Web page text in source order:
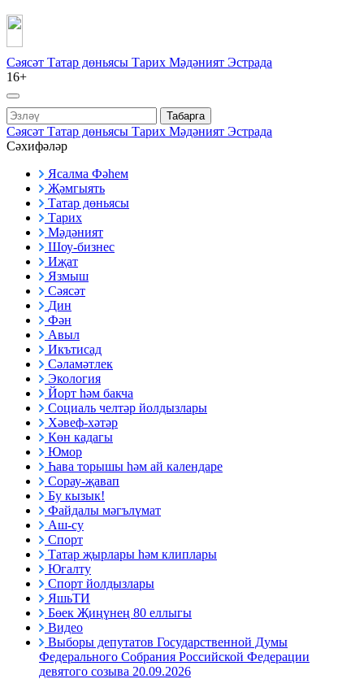
Сәясәт Татар дөньясы Тарих Мәдәният Эстрада
16+
Табарга
Сәясәт Татар дөньясы Тарих Мәдәният Эстрада
Сәхифәләр
Ясалма Фәһем
Җәмгыять
Татар дөньясы
Тарих
Мәдәният
Шоу-бизнес
Иҗат
Язмыш
Сәясәт
Дин
Фән
Авыл
Икътисад
Сәламәтлек
Экология
Йорт һәм бакча
Социаль челтәр йолдызлары
Хәвеф-хәтәр
Көн кадагы
Юмор
Һава торышы һәм ай календаре
Сорау-җавап
Бу кызык!
Файдалы мәгълүмат
Аш-су
Спорт
Татар җырлары һәм клиплары
Югалту
Спорт йолдызлары
ЯшьТИ
Бөек Җиңүнең 80 еллыгы
Видео
Выборы депутатов Государственной Думы
Федерального Собрания Российской Федерации
девятого созыва 20.09.2026